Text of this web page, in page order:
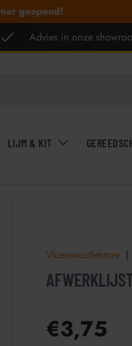
geopend!
Advies in onze
LIJM & KIT
Vloerenoutletstore |
€3,75